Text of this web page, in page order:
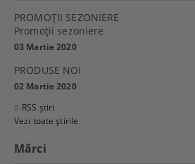
PROMOŢII SEZONIERE
Promoţii sezoniere
03 Martie 2020
PRODUSE NOI
02 Martie 2020
RSS știri
Vezi toate știrile
Mărci